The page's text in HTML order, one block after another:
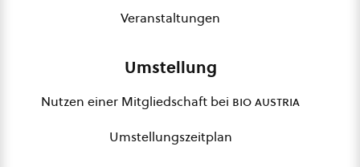
Veranstaltungen
Umstellung
Nutzen einer Mitgliedschaft bei bio austria
Umstellungszeitplan